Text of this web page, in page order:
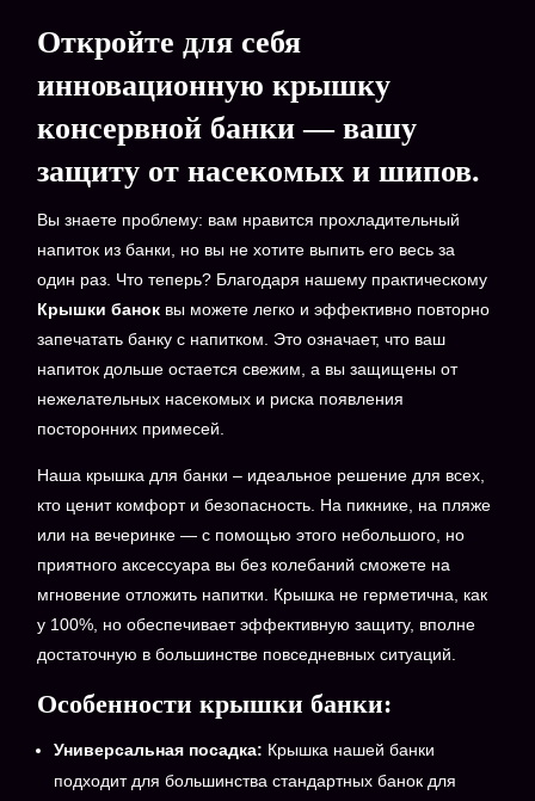
Откройте для себя
инновационную крышку
консервной банки — вашу
защиту от насекомых и шипов.
Вы знаете проблему: вам нравится прохладительный
напиток из банки, но вы не хотите выпить его весь за
один раз. Что теперь? Благодаря нашему практическому
Крышки банок вы можете легко и эффективно повторно
запечатать банку с напитком. Это означает, что ваш
напиток дольше остается свежим, а вы защищены от
нежелательных насекомых и риска появления
посторонних примесей.
Наша крышка для банки – идеальное решение для всех,
кто ценит комфорт и безопасность. На пикнике, на пляже
или на вечеринке — с помощью этого небольшого, но
приятного аксессуара вы без колебаний сможете на
мгновение отложить напитки. Крышка не герметична, как
у 100%, но обеспечивает эффективную защиту, вполне
достаточную в большинстве повседневных ситуаций.
Особенности крышки банки:
Универсальная посадка: Крышка нашей банки
подходит для большинства стандартных банок для